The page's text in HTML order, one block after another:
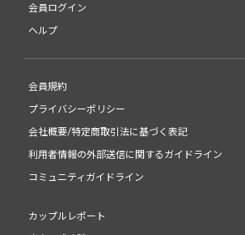
会員ログイン
ヘルプ
会員規約
プライバシーポリシー
会社概要/特定商取引法に基づく表記
利用者情報の外部送信に関するガイドライン
コミュニティガイドライン
カップルレポート